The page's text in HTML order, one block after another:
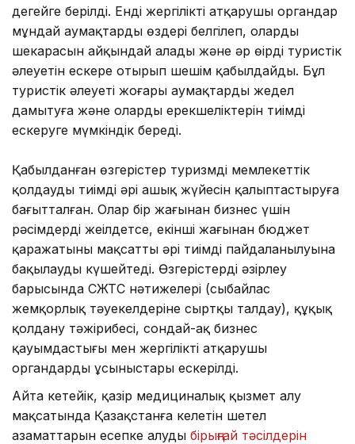
деңгейге берілді. Енді жергілікті атқарушы органдар
мұндай аумақтарды өздері белгілеп, олардың
шекарасын айқындай алады және әр өңірдің туристік
әлеуетін ескере отырып шешім қабылдайды. Бұл
туристік әлеуеті жоғары аумақтарды жедел
дамытуға және олардың ерекшеліктерін тиімді
ескеруге мүмкіндік береді.
Қабылданған өзгерістер туризмді мемлекеттік
қолдаудың тиімді әрі ашық жүйесін қалыптастыруға
бағытталған. Олар бір жағынан бизнес үшін
рәсімдерді жеңілдетсе, екінші жағынан бюджет
қаражатының мақсатты әрі тиімді пайдаланылуына
бақылауды күшейтеді. Өзгерістерді әзірлеу
барысында СЖТС нәтижелері (сыбайлас
жемқорлық тәуекелдеріне сыртқы талдау), құқық
қолдану тәжірибесі, сондай-ақ бизнес
қауымдастығы мен жергілікті атқарушы
органдардың ұсыныстары ескерілді.
Айта кетейік, қазір медициналық қызмет алу
мақсатында Қазақстанға келетін шетел
азаматтарын есепке алудың бірыңғай тәсілдерін